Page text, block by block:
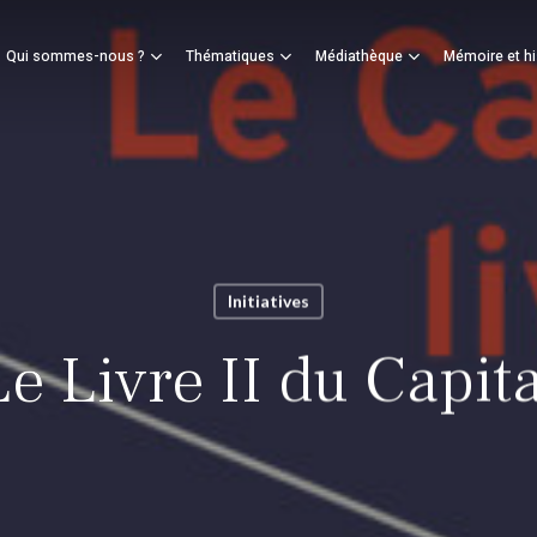
Qui sommes-nous ? Thématiques Médiathèque Mémoire et
Panier
Initiatives
Livre II du